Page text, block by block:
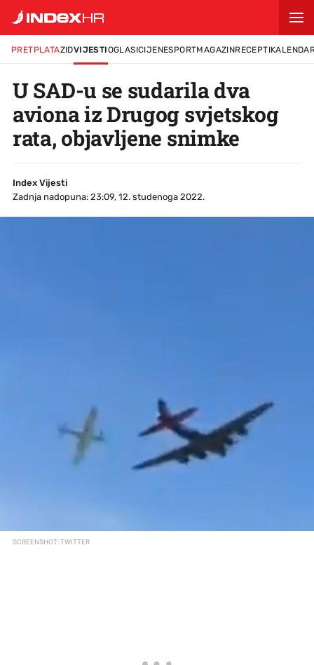
PRETPLATAZIDVIJESTIOGLASICIJENESPORTMAGAZINRECEPTI
U SAD-u se sudarila dva
aviona iz Drugog svjetskog
rata, objavljene snimke
Index Vijesti
Zadnja nadopuna: 23:09, 12. studenoga 2022.
SCREENSHOT: TWITTER